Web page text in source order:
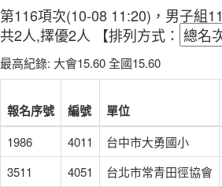
第116項次(10-08 11:20)，男子組
共2人,擇優2人
【排列方式：
最高紀錄: 大會15.60 全國15.60
報名序號 編號 單位
1986 4011 台中市大勇國小
3511
4051 台北市常青田徑協會